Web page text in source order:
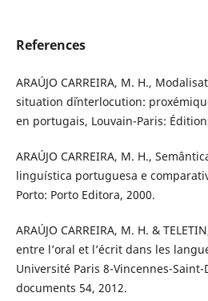
References
ARAÚJO CARREIRA, M. H.,
situation d´interlocution:
en portugais, Louvain-Paris:
ARAÚJO CARREIRA, M. H.,
linguística portuguesa e
Porto: Porto Editora, 2000.
ARAÚJO CARREIRA, M. H. &
entre l’oral et l’écrit dans les
Université Paris 8-Vincennes-
documents 54, 2012.